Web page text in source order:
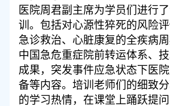
医院周君副主席为学员们进行
训。包括对心源性猝死的风险评
急诊救治、心脏康复的全疾病周
中国急危重症院前转运体系、
成果，突发事件应急状态下医
备等内容。培训老师们的细致
的学习热情，在课堂上踊跃提